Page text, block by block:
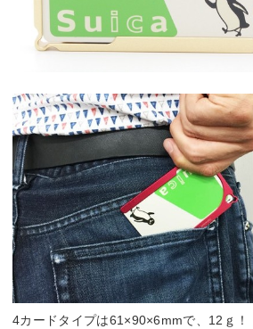
4カードタイプは61×90×6mmで、12ｇ！